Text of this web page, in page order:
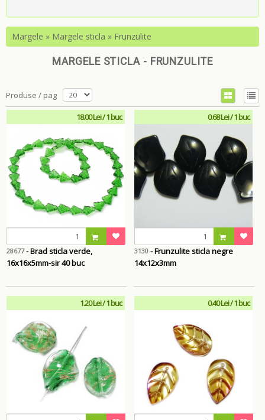
Margele » Margele sticla » Frunzulite
MARGELE STICLA - FRUNZULITE
Produse / pag
18.00 Lei / 1 buc
28677- Brad sticla verde,
16x16x5mm-sir 40 buc
0.68 Lei / 1 buc
3130- Frunzulite sticla negre
14x12x3mm
1.20 Lei / 1 buc 0.40 Lei / 1 buc